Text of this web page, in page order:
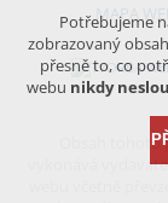
MAPA
Obsah
vykonává
Potřebujeme
zobrazovaný
přesně to, co
webu nikdy